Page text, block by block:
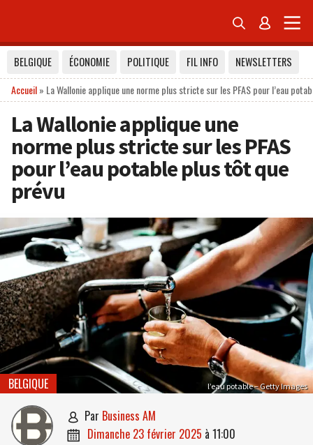
 
BELGIQUE ÉCONOMIE POLITIQUE FIL INFO
NEWSLETTERS
Accueil» La Wallonie applique une norme plus stricte sur les PFAS pour l’eau
La Wallonie applique une
norme plus stricte sur les PFAS
pour l’eau potable plus tôt que
prévu
l’eau potable – Getty Images
BELGIQUE
 par Business AM
 dimanche 23 février 2025 à 11:00